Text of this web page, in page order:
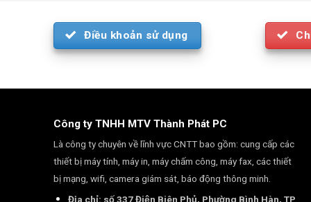
Điều khoản sử dụng
Công ty TNHH MTV Thành Phát PC
Là công ty chuyên về lĩnh vực CNTT bao gồm: cung cấp các
thiết bị máy tính, máy in, máy chấm công, máy fax, các thiết
bị mạng, wifi, camera giám sát, báo động thông minh.
Địa chỉ: số 337 Điện Biên Phủ, Phường Bình Hàn, TP